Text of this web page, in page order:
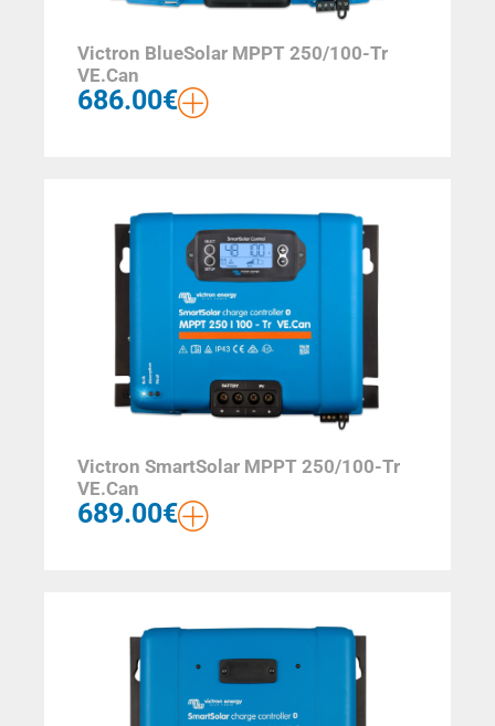
Victron BlueSolar MPPT 250/100-Tr
VE.Can
686.00€
Victron SmartSolar MPPT 250/100-Tr
VE.Can
689.00€